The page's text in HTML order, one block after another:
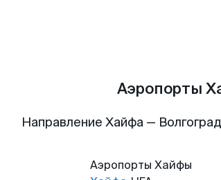
Аэропорты
Направление Хайфа —
Аэропорты Хайфы